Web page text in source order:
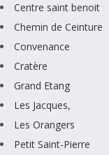
Centre saint benoit
Chemin de Ceinture
Convenance
Cratère
Grand Etang
Les Jacques,
Les Orangers
Petit Saint-Pierre